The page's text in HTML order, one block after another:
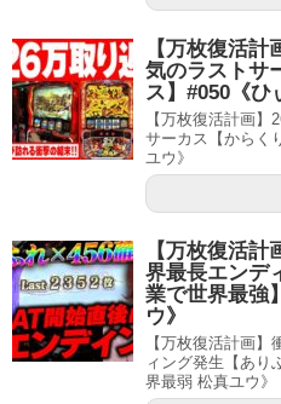
【万枚復活
気のラストサ
ス】#050《ひ
【万枚復活計画
サーカス【からく
ユウ》
【万枚復活
界最長エンデ
業で世界最強
ウ》
【万枚復活計画
ィング発生【あり
界最弱 松真ユウ》